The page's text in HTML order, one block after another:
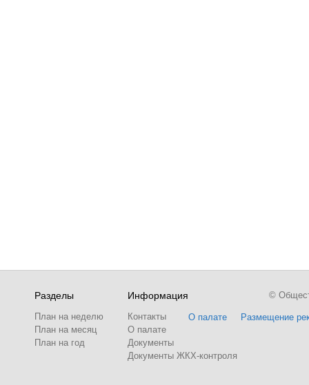
Разделы
План на неделю
План на месяц
План на год
Информация
Контакты
О палате
Документы
Документы ЖКХ-контроля
О палате Размещение
©